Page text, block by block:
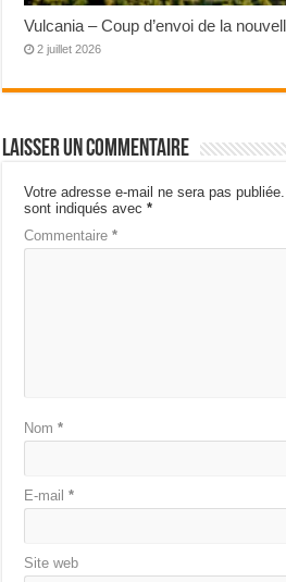
Vulcania – Coup d’envoi de la
2 juillet 2026
Laisser un commentaire
Votre adresse e-mail ne sera pas publiée.
sont indiqués avec*
Commentaire*
Nom*
E-mail*
Site web